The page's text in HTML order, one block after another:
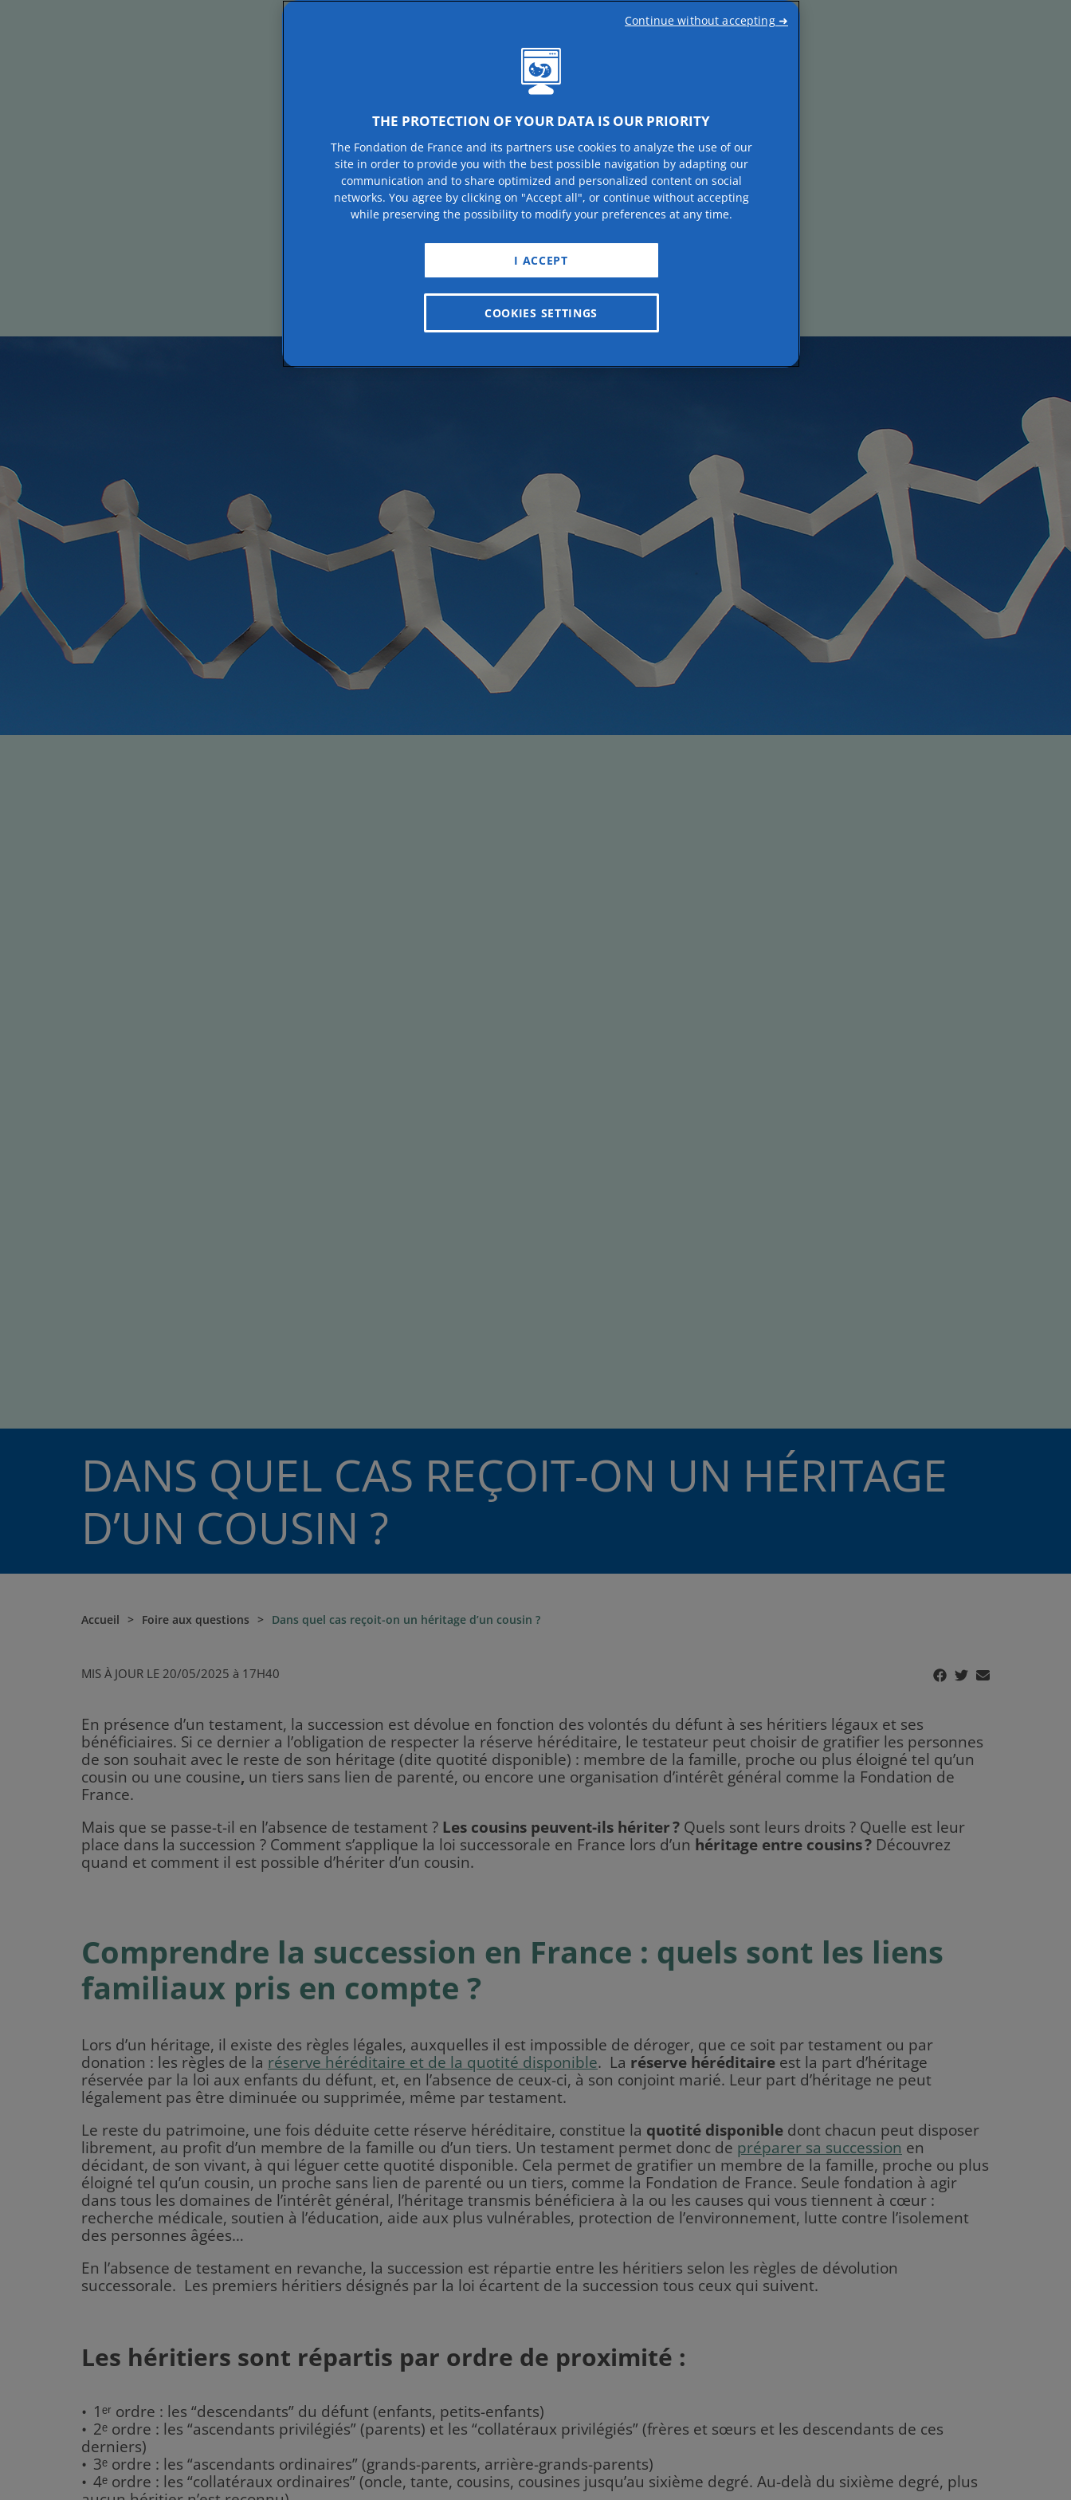
DANS QUEL CAS REÇOIT-ON UN HÉRITAGE
D’UN COUSIN ?
Accueil Foire aux questions Dans quel cas reçoit-on un héritage d’un cousin ?
MIS À JOUR LE 20/05/2025 à 17H40
En présence d’un testament, la succession est dévolue en fonction des volontés du défunt à ses héritiers légaux et ses
bénéficiaires. Si ce dernier a l’obligation de respecter la réserve héréditaire, le testateur peut choisir de gratifier les personnes
de son souhait avec le reste de son héritage (dite quotité disponible) : membre de la famille, proche ou plus éloigné tel qu’un
cousin ou une cousine, un tiers sans lien de parenté, ou encore une organisation d’intérêt général comme la Fondation de
France.
Mais que se passe-t-il en l’absence de testament ? Les cousins peuvent-ils hériter ? Quels sont leurs droits ? Quelle est leur
place dans la succession ? Comment s’applique la loi successorale en France lors d’un héritage entre cousins ? Découvrez
quand et comment il est possible d’hériter d’un cousin.
Comprendre la succession en France : quels sont les liens
familiaux pris en compte ?
Lors d’un héritage, il existe des règles légales, auxquelles il est impossible de déroger, que ce soit par testament ou par
donation : les règles de la réserve héréditaire et de la quotité disponible. La réserve héréditaire est la part d’héritage
réservée par la loi aux enfants du défunt, et, en l’absence de ceux-ci, à son conjoint marié. Leur part d’héritage ne peut
légalement pas être diminuée ou supprimée, même par testament.
Le reste du patrimoine, une fois déduite cette réserve héréditaire, constitue la quotité disponible dont chacun peut disposer
librement, au profit d’un membre de la famille ou d’un tiers. Un testament permet donc de préparer sa succession en
décidant, de son vivant, à qui léguer cette quotité disponible. Cela permet de gratifier un membre de la famille, proche ou plus
éloigné tel qu’un cousin, un proche sans lien de parenté ou un tiers, comme la Fondation de France. Seule fondation à agir
dans tous les domaines de l’intérêt général, l’héritage transmis bénéficiera à la ou les causes qui vous tiennent à cœur :
recherche médicale, soutien à l’éducation, aide aux plus vulnérables, protection de l’environnement, lutte contre l’isolement
des personnes âgées…
En l’absence de testament en revanche, la succession est répartie entre les héritiers selon les règles de dévolution
successorale. Les premiers héritiers désignés par la loi écartent de la succession tous ceux qui suivent.
Les héritiers sont répartis par ordre de proximité :
1ᵉʳ ordre : les “descendants” du défunt (enfants, petits-enfants)
2ᵉ ordre : les “ascendants privilégiés” (parents) et les “collatéraux privilégiés” (frères et sœurs et les descendants de ces
derniers)
3ᵉ ordre : les “ascendants ordinaires” (grands-parents, arrière-grands-parents)
4ᵉ ordre : les “collatéraux ordinaires” (oncle, tante, cousins, cousines jusqu’au sixième degré. Au-delà du sixième degré, plus
THE PROTECTION OF YOUR DATA IS OUR PRIORITY
The Fondation de France and its partners use cookies to analyze the use of our
site in order to provide you with the best possible navigation by adapting our
communication and to share optimized and personalized content on social
networks. You agree by clicking on "Accept all", or continue without accepting
while preserving the possibility to modify your preferences at any time.
I ACCEPT
COOKIES SETTINGS
Continue without accepting ➜